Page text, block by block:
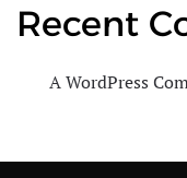
Recent
A WordPress